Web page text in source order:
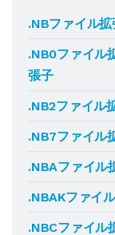
.NBファイル拡
.NB0ファイル
張子
.NB2ファイル
.NB7ファイル
.NBAファイル
.NBAKファイ
.NBCファイル